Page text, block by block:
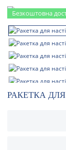
Безкоштовна
РАКЕТКА ДЛЯ